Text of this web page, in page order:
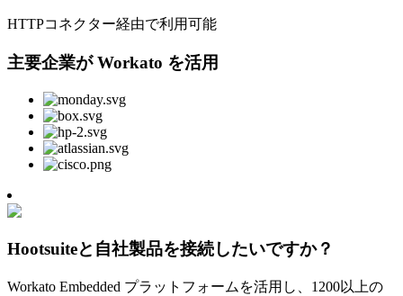
HTTPコネクター経由で利用可能
主要企業が Workato を活用
Hootsuiteと自社製品を接続したいですか？
Workato Embedded プラットフォームを活用し、1200以上の